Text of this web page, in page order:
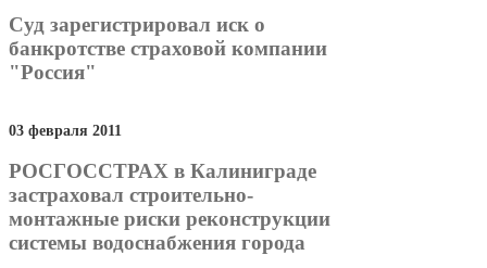
Суд зарегистрировал иск о
банкротстве страховой компании
"Россия"
03 февраля 2011
РОСГОССТРАХ в Калиниграде
застраховал строительно-
монтажные риски реконструкции
системы водоснабжения города